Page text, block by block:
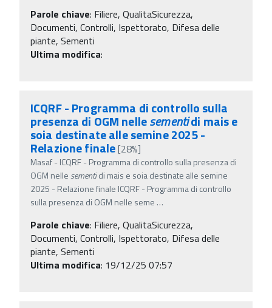
Parole chiave: Filiere, QualitaSicurezza,
Documenti, Controlli, Ispettorato, Difesa delle
piante, Sementi
Ultima modifica:
ICQRF - Programma di controllo sulla
presenza di OGM nellesementidi mais e
soia destinate alle semine 2025 -
Relazione finale[28%]
Masaf - ICQRF - Programma di controllo sulla presenza di
OGM nelle sementidi mais e soia destinate alle semine
2025 - Relazione finale ICQRF - Programma di controllo
sulla presenza di OGM nelle seme …
Parole chiave: Filiere, QualitaSicurezza,
Documenti, Controlli, Ispettorato, Difesa delle
piante, Sementi
Ultima modifica: 19/12/25 07:57